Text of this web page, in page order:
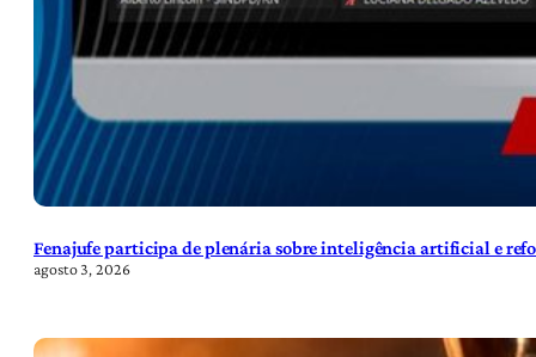
Fenajufe participa de plenária sobre inteligência artificial e
agosto 3, 2026